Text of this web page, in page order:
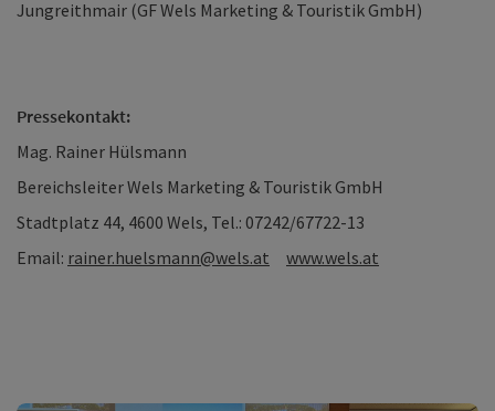
Jungreithmair (GF Wels Marketing & Touristik GmbH)
Pressekontakt:
Mag. Rainer Hülsmann
Bereichsleiter Wels Marketing & Touristik GmbH
Stadtplatz 44, 4600 Wels, Tel.: 07242/67722-13
Email: rainer.huelsmann@wels.at www.wels.at